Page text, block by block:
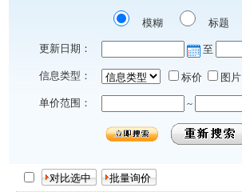
模糊 标题
更新日期： 至
信息类型： 标价 图片
单价范围： ~